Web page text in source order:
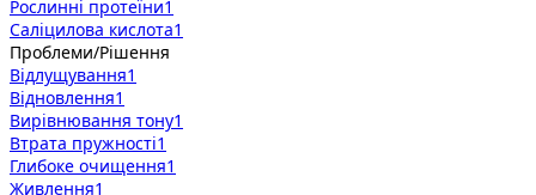
Рослинні протеїни1
Саліцилова кислота1
Проблеми/Рішення
Відлущування1
Відновлення1
Вирівнювання тону1
Втрата пружності1
Глибоке очищення1
Живлення1